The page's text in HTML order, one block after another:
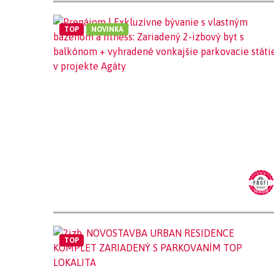
TOP NOVINKA
TOP